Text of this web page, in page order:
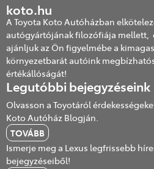
koto.hu
A Toyota Koto Autóházban
autógyártójának filozófiája mellett,
ajánljuk az Ön figyelmébe a
környezetbarát autóink
értékállóságát!
Legutóbbi bejegyzéseink
Olvasson a Toyotáról
Koto Autóház Blogján.
TOVÁBB
Ismerje meg a Lexus legfrissebb
bejegyzéseiből!